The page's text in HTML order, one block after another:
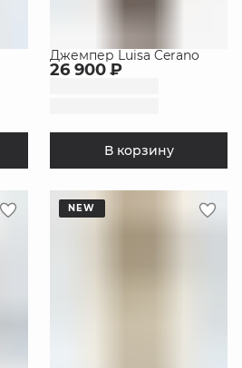
Джемпер Luisa Cerano
26 900 ₽
В корзину
NEW